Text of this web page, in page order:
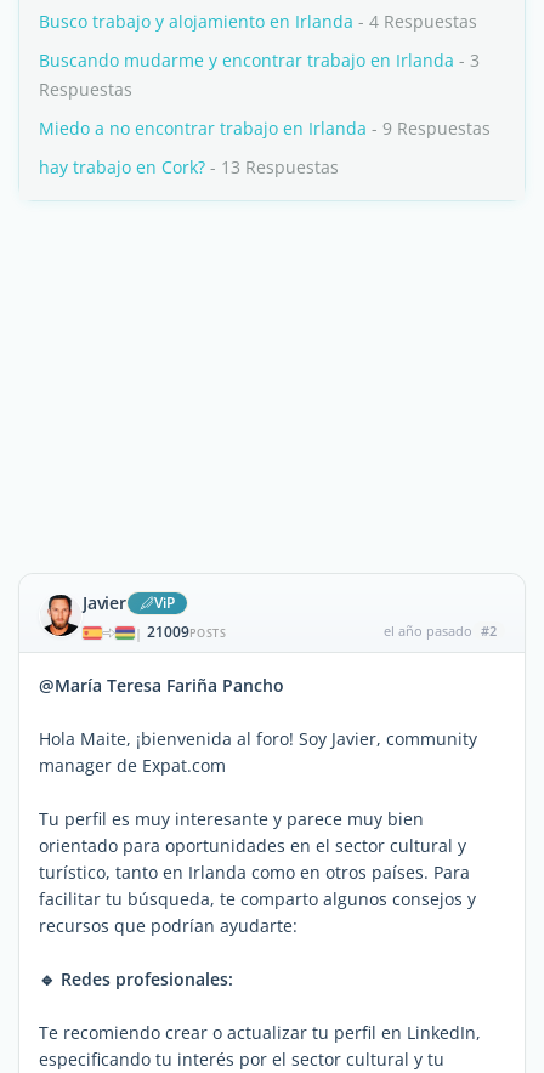
Busco trabajo y alojamiento en Irlanda - 4 Respuestas
Buscando mudarme y encontrar trabajo en Irlanda - 3
Respuestas
Miedo a no encontrar trabajo en Irlanda - 9 Respuestas
hay trabajo en Cork? - 13 Respuestas
Javier ViP
| 21009POSTS el año pasado #2
@María Teresa Fariña Pancho
Hola Maite, ¡bienvenida al foro! Soy Javier, community
manager de Expat.com
Tu perfil es muy interesante y parece muy bien
orientado para oportunidades en el sector cultural y
turístico, tanto en Irlanda como en otros países. Para
facilitar tu búsqueda, te comparto algunos consejos y
recursos que podrían ayudarte:
🔹 Redes profesionales:
Te recomiendo crear o actualizar tu perfil en LinkedIn,
especificando tu interés por el sector cultural y tu